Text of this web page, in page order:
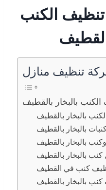
الكنب
تنظيف منازل
بالبخار بالقطيف
بالبخار بالقطيف
بالبخار بالقطيف
بالبخار بالقطيف
بالبخار بالقطيف
كنب في القطيف
بالبخار بالقطيف